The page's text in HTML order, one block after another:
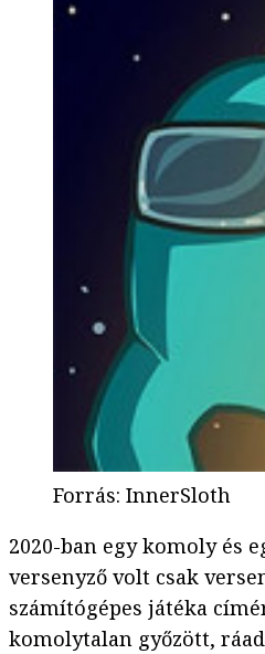
Forrás: InnerSloth
2020-ban egy komoly és
versenyző volt csak
számítógépes játéka
komolytalan győzött,